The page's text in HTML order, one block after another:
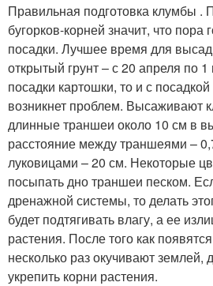
Правильная подготовка клумбы .
бугорков-корней значит, что пора
посадки. Лучшее время для
открытый грунт – с 20 апреля по
посадки картошки, то и с
возникнет проблем. Высаживают
длинные траншеи около 10 см в
расстояние между траншеями –
луковицами – 20 см. Некоторые
посыпать дно траншеи песком.
дренажной системы, то делать
будет подтягивать влагу, а ее
растения. После того как
несколько раз окучивают землей,
укрепить корни растения.